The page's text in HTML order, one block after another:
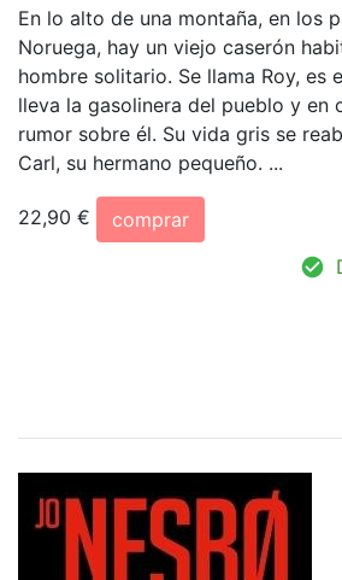
En lo alto de una montaña, en los
Noruega, hay un viejo caserón
hombre solitario. Se llama Roy, es
lleva la gasolinera del pueblo y en
rumor sobre él. Su vida gris se
Carl, su hermano pequeño. ...
22,90 €
comprar